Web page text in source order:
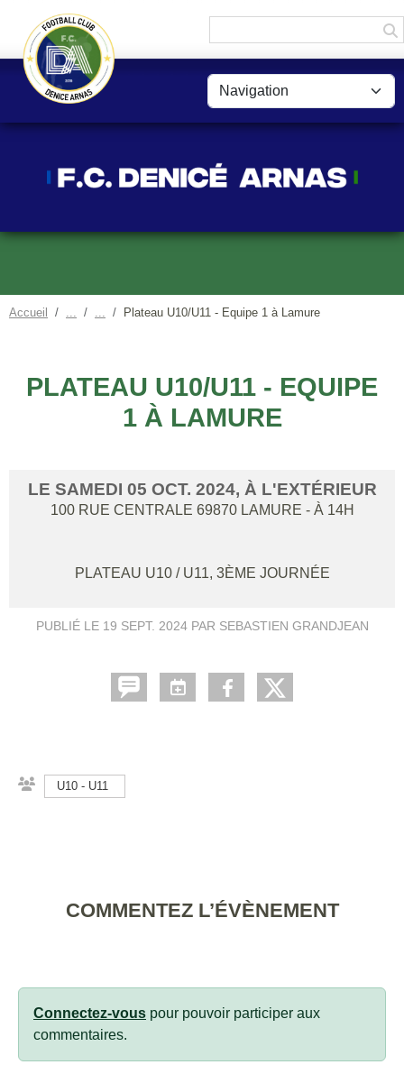
Accueil Plateau U10/U11 - Equipe 1 à Lamure
PLATEAU U10/U11 - EQUIPE
1 À LAMURE
LE SAMEDI 05 OCT. 2024, À L'EXTÉRIEUR
100 RUE CENTRALE 69870 LAMURE - À 14H
PLATEAU U10 / U11, 3ÈME JOURNÉE
PUBLIÉ LE 19 SEPT. 2024PAR SEBASTIEN GRANDJEAN
U10 - U11
COMMENTEZ L’ÉVÈNEMENT
Connectez-vous pour pouvoir participer aux
commentaires.
Panneau de gestion des cookies